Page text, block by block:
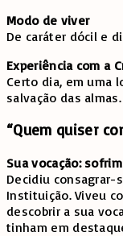
Modo de viver
De caráter dócil e
Experiência com a
Certo dia, em uma
salvação das almas.
“Quem quiser
Sua vocação:
Decidiu consagrar-
Instituição. Viveu
descobrir a sua
tinham em